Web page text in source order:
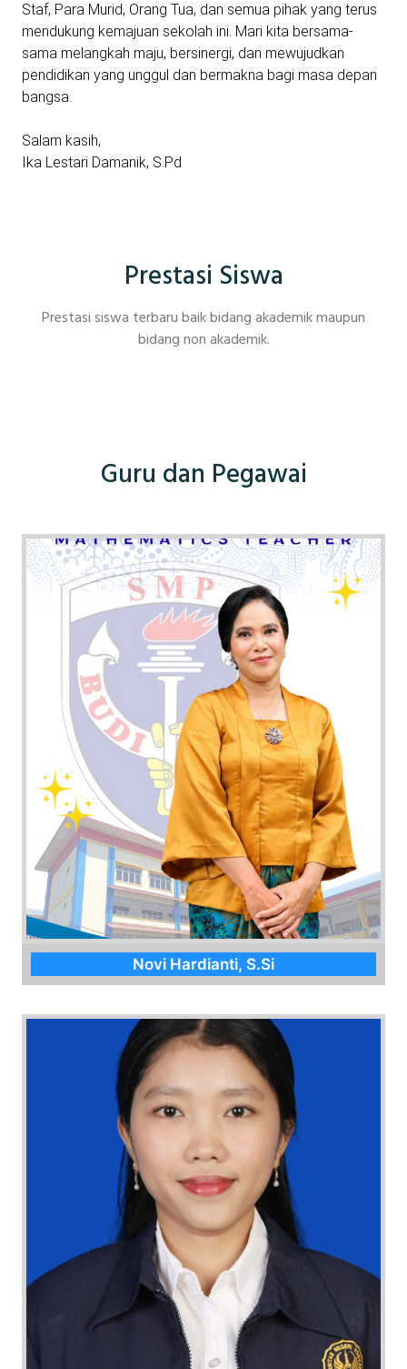
Staf, Para Murid, Orang Tua, dan semua pihak yang terus
mendukung kemajuan sekolah ini. Mari kita bersama-
sama melangkah maju, bersinergi, dan mewujudkan
pendidikan yang unggul dan bermakna bagi masa depan
bangsa.
Salam kasih,
Ika Lestari Damanik, S.Pd
Prestasi Siswa
Prestasi siswa terbaru baik bidang akademik maupun
bidang non akademik.
Guru dan Pegawai
Novi Hardianti, S.Si